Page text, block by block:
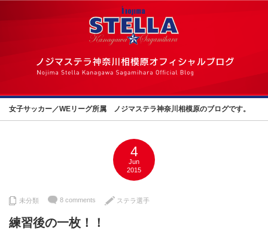
女子サッカー／WEリーグ所属 ノジマステラ神奈川相模原のブログです。
4
Jun
2015
未分類 8 comments ステラ選手
練習後の一枚！！